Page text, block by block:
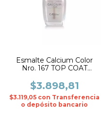
Esmalte Calcium Color
Nro. 167 TOP COAT
$3.898,81
$3.119,05 con Transferencia
o depósito bancario